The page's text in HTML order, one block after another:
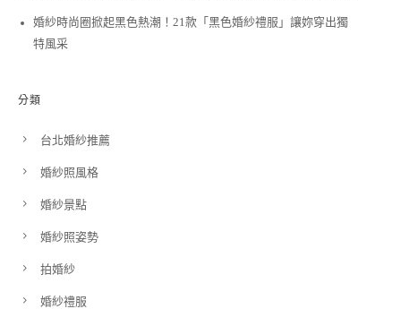
婚紗時尚圈掀起黑色熱潮！21款「黑色婚紗禮服」讓妳穿出獨
特風采
分類
台北婚紗推薦
婚紗照風格
婚紗景點
婚紗照姿勢
拍婚紗
婚紗禮服